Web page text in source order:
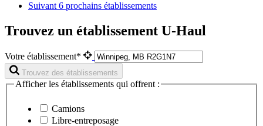
Suivant 6 prochains établissements
Trouvez un établissement U-Haul
Votre établissement*
Trouvez des établissements
Afficher les établissements qui offrent :
Camions
Libre-entreposage